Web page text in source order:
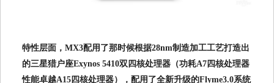
特性层面，MX3配用了那时候根据28nm制造加工工艺打造出
的三星猎户座Exynos 5410双四核处理器（功耗A7四核处理器
性能卓越A15四核处理器），配用了全新升级的Flyme3.0系统